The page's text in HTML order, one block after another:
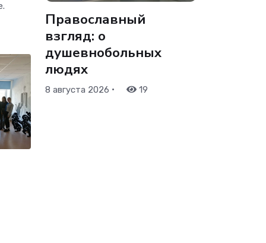
Православный
взгляд: о
душевнобольных
людях
8 августа 2026 • 19